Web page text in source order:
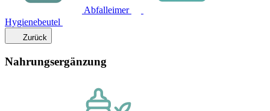
Abfalleimer
Hygienebeutel
Zurück
Nahrungsergänzung